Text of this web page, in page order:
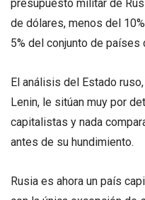
presupuesto militar de
de dólares, menos del
5% del conjunto de países
El análisis del Estado
Lenin, le sitúan muy por
capitalistas y nada
antes de su hundimiento.
Rusia es ahora un país